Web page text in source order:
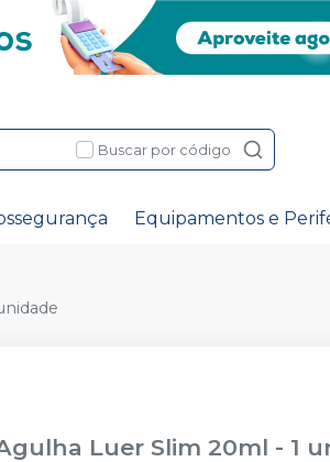
Buscar por código
Equipamentos e
Luer Slim 20ml - 1